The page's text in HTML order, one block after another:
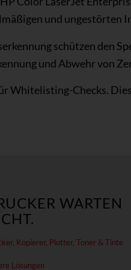
und ungestörten
schützen den
und Abwehr von
Whitelisting-Checks.
WARTEN
Kopierer, Plotter, Toner & Tinte
Lösungen